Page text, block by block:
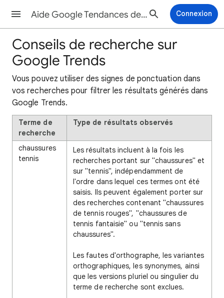
Aide Google Tendances des recherches Connexion
Conseils de recherche sur
Google Trends
Vous pouvez utiliser des signes de ponctuation dans
vos recherches pour filtrer les résultats générés dans
Google Trends.
Terme de
recherche
Type de résultats observés
chaussures
tennis
Les résultats incluent à la fois les
recherches portant sur "chaussures" et
sur "tennis", indépendamment de
l'ordre dans lequel ces termes ont été
saisis. Ils peuvent également porter sur
des recherches contenant "chaussures
de tennis rouges", "chaussures de
tennis fantaisie" ou "tennis sans
chaussures".
Les fautes d'orthographe, les variantes
orthographiques, les synonymes, ainsi
que les versions pluriel ou singulier du
terme de recherche sont exclues.